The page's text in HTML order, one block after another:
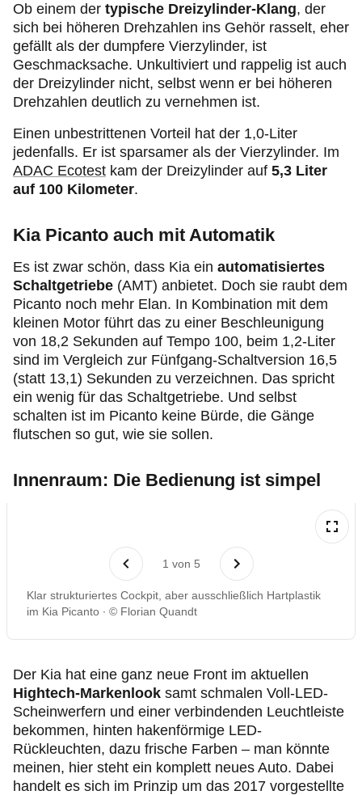
Ob einem der typische Dreizylinder-Klang, der
sich bei höheren Drehzahlen ins Gehör rasselt, eher
gefällt als der dumpfere Vierzylinder, ist
Geschmacksache. Unkultiviert und rappelig ist auch
der Dreizylinder nicht, selbst wenn er bei höheren
Drehzahlen deutlich zu vernehmen ist.
Einen unbestrittenen Vorteil hat der 1,0-Liter
jedenfalls. Er ist sparsamer als der Vierzylinder. Im
ADAC Ecotest kam der Dreizylinder auf 5,3 Liter
auf 100 Kilometer.
Kia Picanto auch mit Automatik
Es ist zwar schön, dass Kia ein automatisiertes
Schaltgetriebe (AMT) anbietet. Doch sie raubt dem
Picanto noch mehr Elan. In Kombination mit dem
kleinen Motor führt das zu einer Beschleunigung
von 18,2 Sekunden auf Tempo 100, beim 1,2-Liter
sind im Vergleich zur Fünfgang-Schaltversion 16,5
(statt 13,1) Sekunden zu verzeichnen. Das spricht
ein wenig für das Schaltgetriebe. Und selbst
schalten ist im Picanto keine Bürde, die Gänge
flutschen so gut, wie sie sollen.
Innenraum: Die Bedienung ist simpel
1 von 5
Klar strukturiertes Cockpit, aber ausschließlich Hartplastik
im Kia Picanto
© Florian Quandt
Der Kia hat eine ganz neue Front im aktuellen
Hightech-Markenlook samt schmalen Voll-LED-
Scheinwerfern und einer verbindenden Leuchtleiste
bekommen, hinten hakenförmige LED-
Rückleuchten, dazu frische Farben – man könnte
meinen, hier steht ein komplett neues Auto. Dabei
handelt es sich im Prinzip um das 2017 vorgestellte